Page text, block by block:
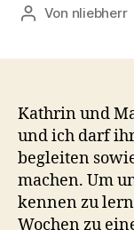
Beitragsautor
Von nliebherr
Kathrin und
und ich darf
begleiten
machen. Um
kennen zu
Wochen zu